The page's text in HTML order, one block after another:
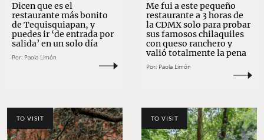
Dicen que es el
restaurante más bonito
de Tequisquiapan, y
puedes ir ‘de entrada por
salida’ en un solo día
Por: Paola Limón
Me fui a este pequeño
restaurante a 3 horas de
la CDMX solo para probar
sus famosos chilaquiles
con queso ranchero y
valió totalmente la pena
Por: Paola Limón
TO VISIT TO VISIT